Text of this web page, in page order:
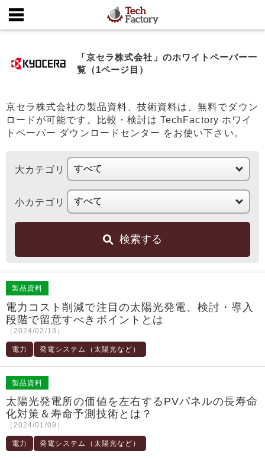
「京セラ株式会社」のホワイトペーパー一
覧（1ページ目）
京セラ株式会社の製品資料、技術資料は、無料でダウン
ロードが可能です。比較・検討は TechFactory ホワイ
トペーパー ダウンロードセンター をお使い下さい。
大カテゴリ
小カテゴリ
検索する
製品資料
電力コスト削減で注目の太陽光発電、検討・導入
段階で留意すべきポイントとは
（2024/02/13）
電力 発電システム（太陽光など）
製品資料
太陽光発電所の価値を左右するPVパネルの長寿命
化対策＆寿命予測技術とは？
（2024/01/09）
電力 発電システム（太陽光など）